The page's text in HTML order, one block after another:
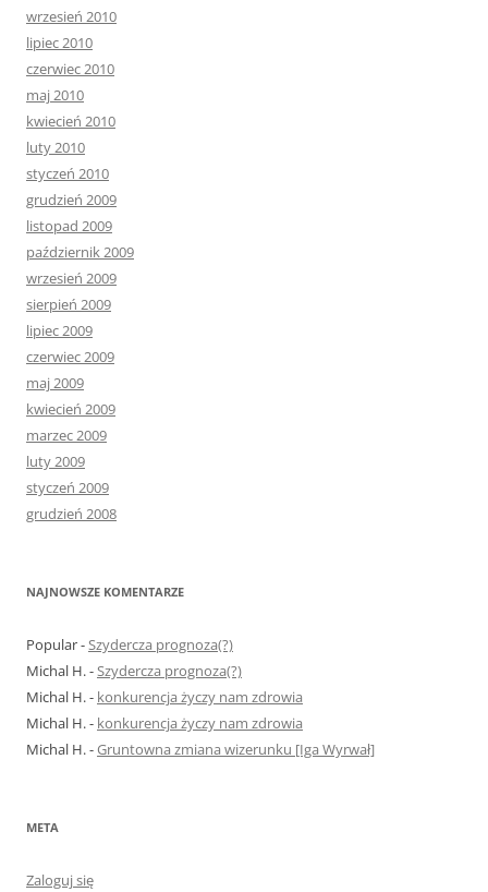
wrzesień 2010
lipiec 2010
czerwiec 2010
maj 2010
kwiecień 2010
luty 2010
styczeń 2010
grudzień 2009
listopad 2009
październik 2009
wrzesień 2009
sierpień 2009
lipiec 2009
czerwiec 2009
maj 2009
kwiecień 2009
marzec 2009
luty 2009
styczeń 2009
grudzień 2008
NAJNOWSZE KOMENTARZE
Popular-Szydercza prognoza(?)
Michal H.-Szydercza prognoza(?)
Michal H.- konkurencja życzy nam zdrowia
Michal H.- konkurencja życzy nam zdrowia
Michal H.-Gruntowna zmiana wizerunku [Iga Wyrwał]
META
Zaloguj się